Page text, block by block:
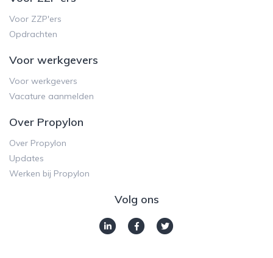
Voor ZZP'ers
Opdrachten
Voor werkgevers
Voor werkgevers
Vacature aanmelden
Over Propylon
Over Propylon
Updates
Werken bij Propylon
Volg ons